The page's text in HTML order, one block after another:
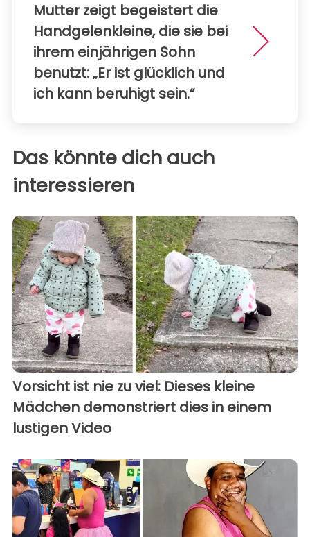
Mutter zeigt begeistert die
Handgelenkleine, die sie bei
ihrem einjährigen Sohn
benutzt: „Er ist glücklich und
ich kann beruhigt sein.“
Das könnte dich auch
interessieren
Vorsicht ist nie zu viel: Dieses kleine
Mädchen demonstriert dies in einem
lustigen Video